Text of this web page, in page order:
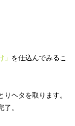
」 を仕込んでみるこ
りヘタを取ります。
。